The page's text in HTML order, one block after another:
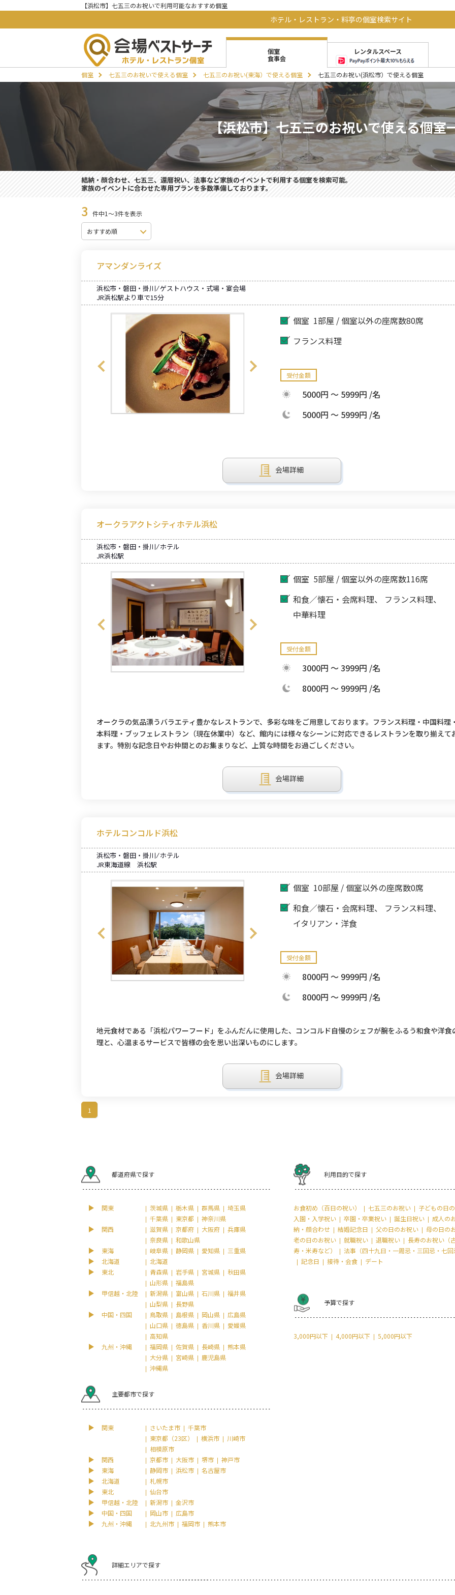
【浜松市】七五三のお祝いで利用可能なおすすめ個室
ホテル・レストラン・料亭の個室検索サイト
個室
食事会
レンタルスペース
個室 七五三のお祝いで使える個室 七五三のお祝い(東海）で使える個室 七五三のお祝い(浜松市）で使える個室
【浜松市】七五三のお祝いで使える個室
結納・顔合わせ、七五三、還暦祝い、法事など家族のイベントで利用する個室を検索可能。
家族のイベントに合わせた専用プランを多数準備しております。
3 件中1～3件を表示
アマンダンライズ
浜松市・磐田・掛川 ⁄ ゲストハウス・式場・宴会場
JR浜松駅より車で15分
個室 1部屋 / 個室以外の座席数80席
フランス料理
受付金額
5000円 ～ 5999円 /名
5000円 ～ 5999円 /名
会場詳細
オークラアクトシティホテル浜松
浜松市・磐田・掛川 ⁄ ホテル
JR浜松駅
個室 5部屋 / 個室以外の座席数116席
和食／懐石・会席料理
フランス料理
中華料理
受付金額
3000円 ～ 3999円 /名
8000円 ～ 9999円 /名
オークラの気品漂うバラエティ豊かなレストランで、多彩な味をご用意しております。フランス料理・中国料理
本料理・ブッフェレストラン（現在休業中）など、館内には様々なシーンに対応できるレストランを取り揃えて
ます。特別な記念日やお仲間とのお集まりなど、上質な時間をお過ごしください。
会場詳細
ホテルコンコルド浜松
浜松市・磐田・掛川 ⁄ ホテル
JR東海道線 浜松駅
個室 10部屋 / 個室以外の座席数0席
和食／懐石・会席料理
フランス料理
イタリアン・洋食
受付金額
8000円 ～ 9999円 /名
8000円 ～ 9999円 /名
地元食材である「浜松パワーフード」をふんだんに使用した、コンコルド自慢のシェフが腕をふるう和食や洋食
理と、心温まるサービスで皆様の会を思い出深いものにします。
会場詳細
1
都道府県で探す
関東 茨城県 栃木県 群馬県
埼玉県
千葉県
東京都
神奈川県
関西
滋賀県 京都府 大阪府
兵庫県
奈良県
和歌山県
東海
岐阜県 静岡県 愛知県
三重県
北海道
北海道
東北
青森県 岩手県 宮城県
秋田県
山形県
福島県
甲信越・北陸
新潟県 富山県 石川県
福井県
山梨県
長野県
中国・四国
鳥取県 島根県 岡山県
広島県
山口県
徳島県 香川県
愛媛県
高知県
九州・沖縄
福岡県 佐賀県 長崎県
熊本県
大分県
宮崎県
鹿児島県
沖縄県
主要都市で探す
関東 さいたま市
千葉市
東京都（23区）
横浜市
川崎市
相模原市
関西
京都市 大阪市 堺市
神戸市
東海
静岡市 浜松市
名古屋市
北海道
札幌市
東北
仙台市
甲信越・北陸
新潟市
金沢市
中国・四国
岡山市
広島市
九州・沖縄
北九州市 福岡市 熊本市
利用目的で探す
お食初め（百日の祝い） 七五三のお祝い
子どもの日
入園・入学祝い
卒園・卒業祝い 誕生日祝い
成人の
納・顔合わせ
結婚記念日 父の日のお祝い
母の日の
老の日のお祝い
就職祝い 退職祝い
長寿のお祝い（
寿・米寿など）
法事（四十九日・一周忌・三回忌・七
記念日
接待・会食 デート
予算で探す
3,000円以下 4,000円以下 5,000円以下
詳細エリアで探す